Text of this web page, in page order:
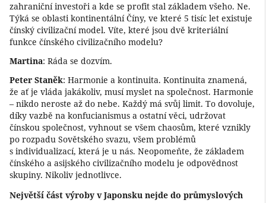
zahraniční investoři a kde se profit stal základem všeho. Ne.
Týká se oblasti kontinentální Číny, ve které 5 tisíc let existuje
čínský civilizační model. Víte, které jsou dvě kriteriální
funkce čínského civilizačního modelu?
Martina: Ráda se dozvím.
Peter Staněk: Harmonie a kontinuita. Kontinuita znamená,
že ať je vláda jakákoliv, musí myslet na společnost. Harmonie
– nikdo neroste až do nebe. Každý má svůj limit. To dovoluje,
díky vazbě na konfucianismus a ostatní věci, udržovat
čínskou společnost, vyhnout se všem chaosům, které vznikly
po rozpadu Sovětského svazu, všem problémů
s individualizací, která je u nás. Neopomeňte, že základem
čínského a asijského civilizačního modelu je odpovědnost
skupiny. Nikoliv jednotlivce.
Největší část výroby v Japonsku nejde do průmyslových